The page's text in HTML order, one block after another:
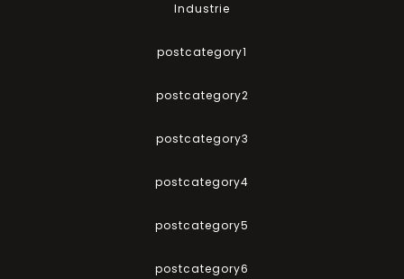
Industrie
postcategory1
postcategory2
postcategory3
postcategory4
postcategory5
postcategory6